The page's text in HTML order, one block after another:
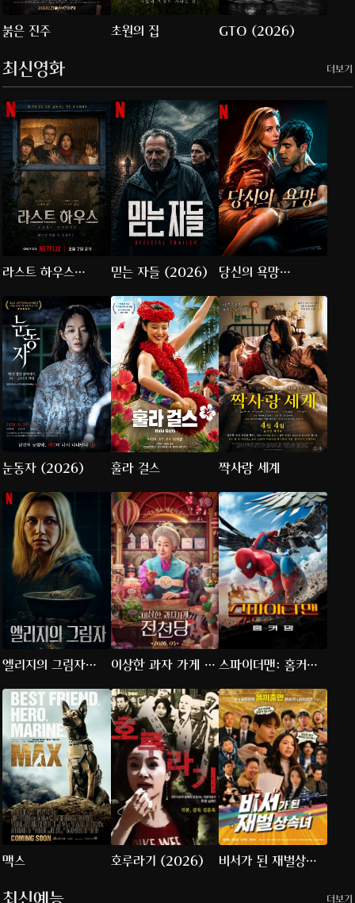
붉은 진주 초원의 집 GTO (2026)
최신영화 더보기
라스트 하우스
믿는 자들 (2026)
당신의 욕망
(2026)
눈동자 (2026) 훌라 걸스 짝사랑 세계
엘리지의 그림자
(2026)
이상한 과자 가게 전
천당
스파이더맨: 홈커밍
(2017)
맥스 호루라기 (2026)
비서가 된 재벌상속
더보기